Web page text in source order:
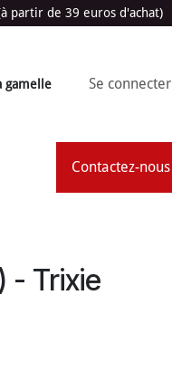
partir de 39 euros d'achat)
gamelle Se connecter
Contactez-nous
- Trixie